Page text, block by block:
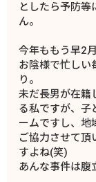
としたら予防
ん。
今年ももう早2
お陰様で忙しい
り。
未だ長男が在籍
る私ですが、子
ームですし、地
ご協力させて頂
すよね(笑)
あんな事件は腹